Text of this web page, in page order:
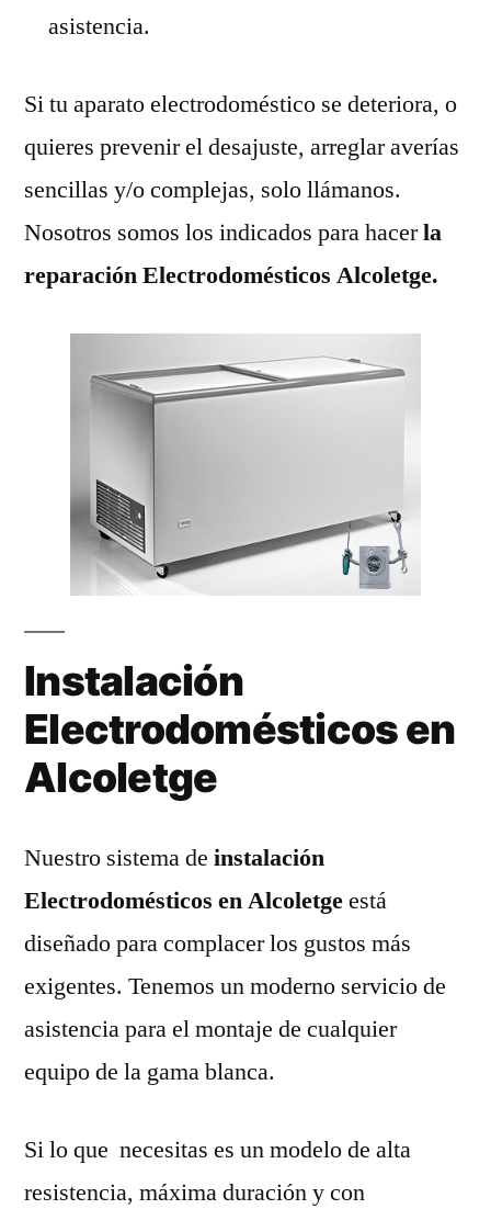
asistencia.
Si tu aparato electrodoméstico se deteriora, o
quieres prevenir el desajuste, arreglar averías
sencillas y/o complejas, solo llámanos.
Nosotros somos los indicados para hacerla
reparación Electrodomésticos Alcoletge.
Instalación
Electrodomésticos en
Alcoletge
Nuestro sistema de instalación
Electrodomésticos en Alcoletgeestá
diseñado para complacer los gustos más
exigentes. Tenemos un moderno servicio de
asistencia para el montaje de cualquier
equipo de la gama blanca.
Si lo que necesitas es un modelo de alta
resistencia, máxima duración y con